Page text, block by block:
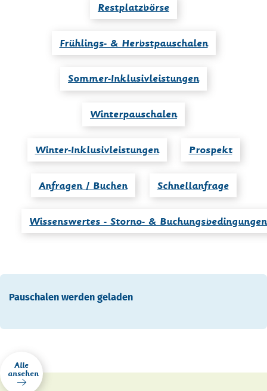
Restplatzbörse
Frühlings- & Herbstpauschalen
Sommer-Inklusivleistungen
Winterpauschalen
Winter-Inklusivleistungen Prospekt
Anfragen / Buchen Schnellanfrage
Wissenswertes - Storno- & Buchungsbedingungen
Pauschalen werden geladen
Alle
ansehen